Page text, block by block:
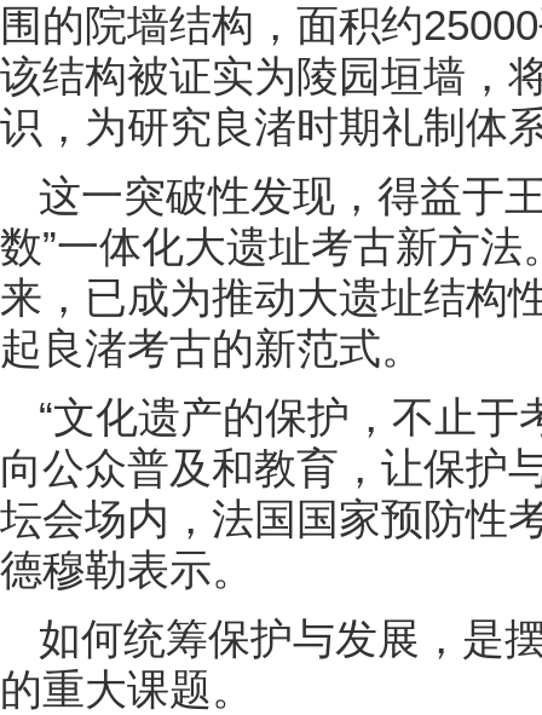
围的院墙结构，面积约
该结构被证实为陵园垣墙，
识，为研究良渚时期礼制体
这一突破性发现，得益于
数”一体化大遗址考古新方
来，已成为推动大遗址结构
起良渚考古的新范式。
“文化遗产的保护，不止
向公众普及和教育，让保护
坛会场内，法国国家预防性
德穆勒表示。
如何统筹保护与发展，是
的重大课题。